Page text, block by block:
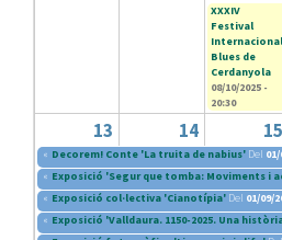
XXXIV
Festival
Internacional
Blues de
Cerdanyola
08/10/2025 -
20:30
13 14 15
« Decorem! Conte 'La truita de nabius' Del
« Exposició 'Segur que tomba: Moviments i
« Exposició col·lectiva 'Cianotípia' Del 01/09/
« Exposició 'Valldaura. 1150-2025. Una